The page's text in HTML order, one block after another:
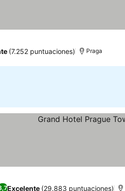
(7.252 puntuaciones) Praga
Excelente (29.883 puntuaciones)